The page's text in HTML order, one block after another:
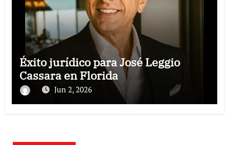
Éxito jurídico para José Leggio
Cassara en Florida
Jun 2, 2026